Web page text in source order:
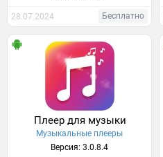
28.07.2024 Бесплатно
Плеер для музыки
Музыкальные плееры
Версия: 3.0.8.4